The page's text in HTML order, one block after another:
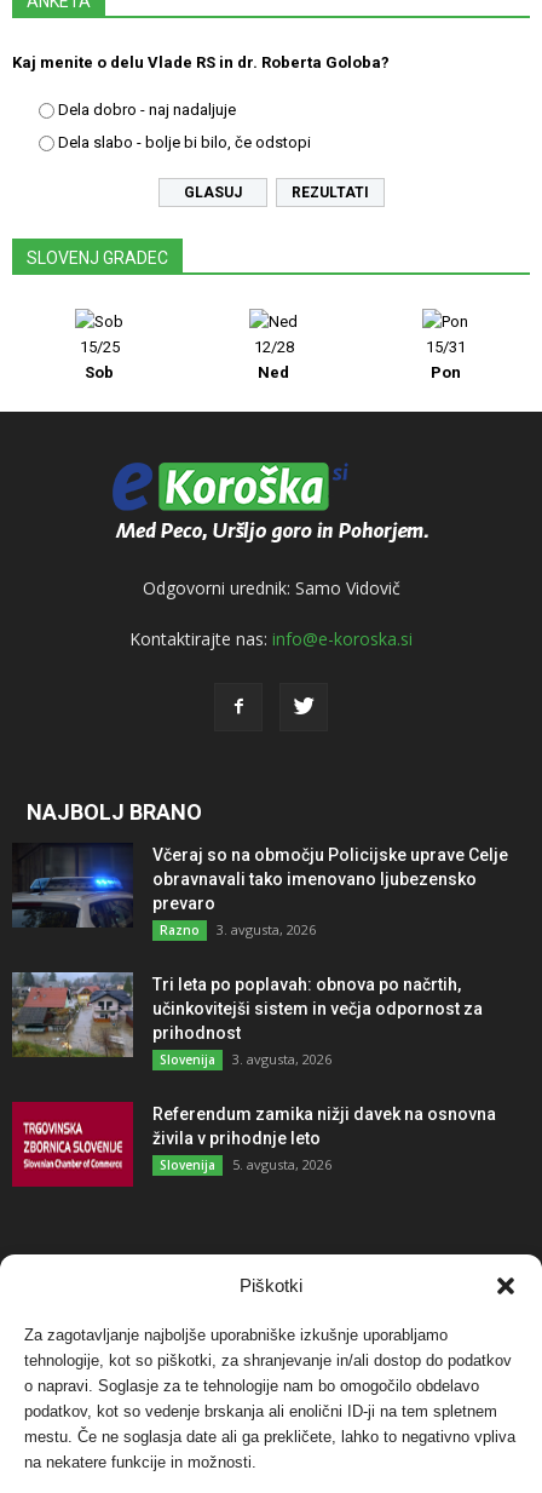
Piškotki
Za zagotavljanje najboljše uporabniške izkušnje uporabljamo
tehnologije, kot so piškotki, za shranjevanje in/ali dostop do podatkov
o napravi. Soglasje za te tehnologije nam bo omogočilo obdelavo
podatkov, kot so vedenje brskanja ali enolični ID-ji na tem spletnem
mestu. Če ne soglasja date ali ga prekličete, lahko to negativno vpliva
na nekatere funkcije in možnosti.
Kaj menite o delu Vlade RS in dr. Roberta Goloba?
Dela dobro - naj nadaljuje
Dela slabo - bolje bi bilo, če odstopi
REZULTATI
SLOVENJ GRADEC
15/25
Sob
12/28
Ned
15/31
Pon
Odgovorni urednik: Samo Vidovič
Kontaktirajte nas: info@e-koroska.si
NAJBOLJ BRANO
Včeraj so na območju Policijske uprave Celje
obravnavali tako imenovano ljubezensko
prevaro
Razno 3. avgusta, 2026
Tri leta po poplavah: obnova po načrtih,
učinkovitejši sistem in večja odpornost za
prihodnost
Slovenija 3. avgusta, 2026
Referendum zamika nižji davek na osnovna
živila v prihodnje leto
Slovenija 5. avgusta, 2026
NAJBOLJ KOMENTIRANO
Protest proti vetrnim elektrarnam na Ojstrici, v
svetu pa vedno bolj...
Dogodki 12. maja, 2017
Tožilstvo v Celovcu v korist elektrarnam
Verbund